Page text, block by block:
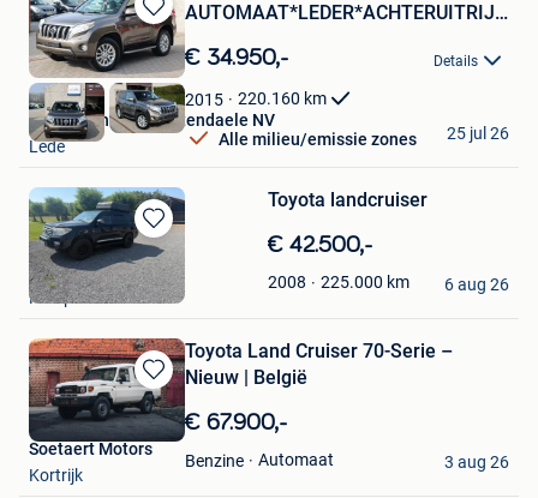
Bewaren
in
Mijn
Favorieten
€ 34.950,- Details
2015 220.160 km
Alle milieu/emissie zones
Garage Thomas Uyttendaele NV
Lede
25 jul 26
Bewaren
in
Mijn
Favorieten
Toyota landcruiser
€ 42.500,-
2008 225.000 km
Tom Coegnarts
Kampenhout
6 aug 26
Bewaren
in
Mijn
Favorieten
Toyota Land Cruiser 70-Serie –
Nieuw | België
€ 67.900,-
Benzine Automaat
Soetaert Motors
Kortrijk
3 aug 26